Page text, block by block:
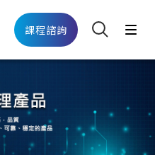
課程諮詢